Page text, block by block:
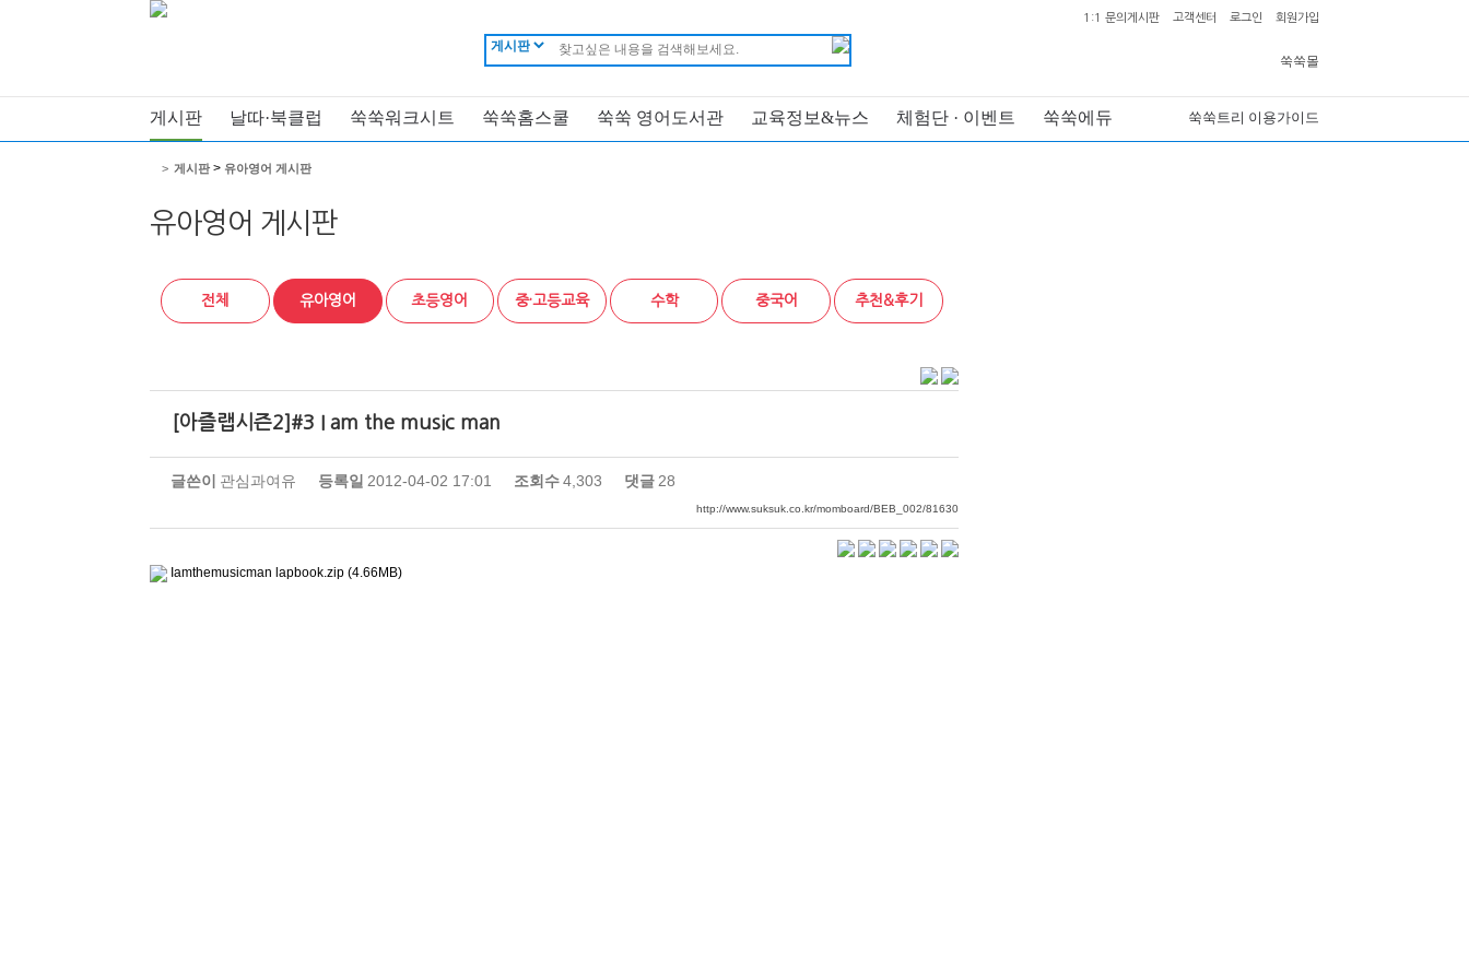
1:1 문의게시판 고객센터 로그인 회원가입
쑥쑥몰
게시판 날따·북클럽 쑥쑥워크시트 쑥쑥홈스쿨 쑥쑥 영어도서관 교육정보&뉴스 체험단 · 이벤트 쑥쑥에듀 쑥쑥트리 이용가이드
유아영어 게시판
> 게시판> 유아영어 게시판
전체 유아영어 초등영어 중·고등교육 수학 중국어 추천&후기
[아즐랩시즌2]#3 I am the music man
글쓴이 관심과여유 등록일 2012-04-02 17:01 조회수4,303 댓글 28
http://www.suksuk.co.kr/momboard/BEB_002/81630
Iamthemusicman lapbook.zip (4.66MB)